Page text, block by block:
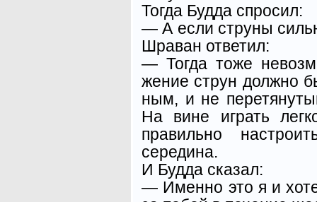
Тогда Будда спросил:
— А если струны
Шраван ответил:
— Тогда тоже
жение струн должно
ным, и не
На вине играть
правиль­но
середина.
И Будда сказал:
— Именно это я и